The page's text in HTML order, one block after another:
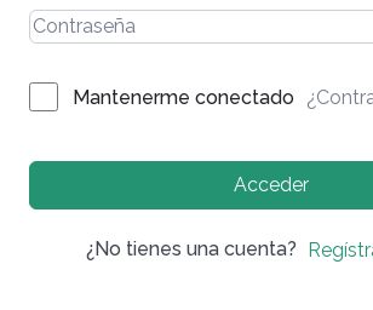
Mantenerme conectado
Acceder
¿No tienes una cuenta?